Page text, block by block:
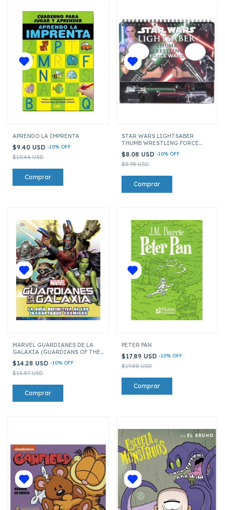
APRENDO LA IMPRENTA
$9.40 USD -10% OFF
$10.44 USD
STAR WARS LIGHTSABER
THUMB WRESTLING FORCE
$8.08 USD -10% OFF
$8.98 USD
MARVEL GUARDIANES DE LA
GALAXIA (GUARDIANS OF THE
$14.28 USD -10% OFF
$15.87 USD
PETER PAN
$17.89 USD -10% OFF
$19.88 USD